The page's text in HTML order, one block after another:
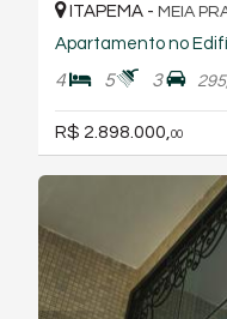
ITAPEMA - MEIA
Apartamento no
4 5 3
R$ 2.898.000, 00